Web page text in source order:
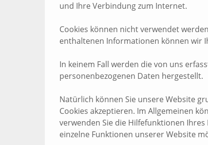
und Ihre Verbindung zum Internet.
Cookies können nicht verwendet
enthaltenen Informationen können wir
In keinem Fall werden die von uns
personenbezogenen Daten hergestellt.
Natürlich können Sie unsere Website
Cookies akzeptieren. Im Allgemeinen
verwenden Sie die Hilfefunktionen
einzelne Funktionen unserer Website